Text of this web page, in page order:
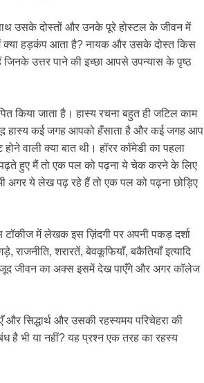
उसके दोस्तों और उनके पूरे होस्टल के जीवन में
क्या हड़कंप आता है? नायक और उसके दोस्त किस
उत्तर पाने की इच्छा आपसे उपन्यास के पृष्ठ
किया जाता है। हास्य रचना बहुत ही जटिल काम
हास्य कई जगह आपको हँसाता है और कई जगह आप
वाली क्या बात थी। हॉरर कॉमेडी का पहला
हुए मैं तो एक पल को पढ़ना ये चेक करने के लिए
अगर ये लेख पढ़ रहे हैं तो एक पल को पढ़ना छोड़िए
में लेखक इस ज़िंदगी पर अपनी पकड़ दर्शा
राजनीति, शरारतें, बेवकूफियाँ, बकैतियाँ इत्यादि
जीवन का अक्स इसमें देख पाएँगे और अगर कॉलेज
और सिद्धार्थ और उसकी रहस्यमय परिचेहरा की
है भी या नहीं? यह प्रश्न एक तरह का रहस्य